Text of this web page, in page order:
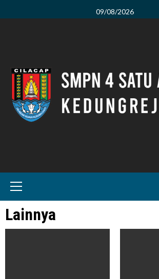
to
09/08/2026
Primary
Lainnya